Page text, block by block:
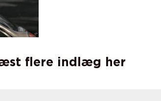
flere indlæg her